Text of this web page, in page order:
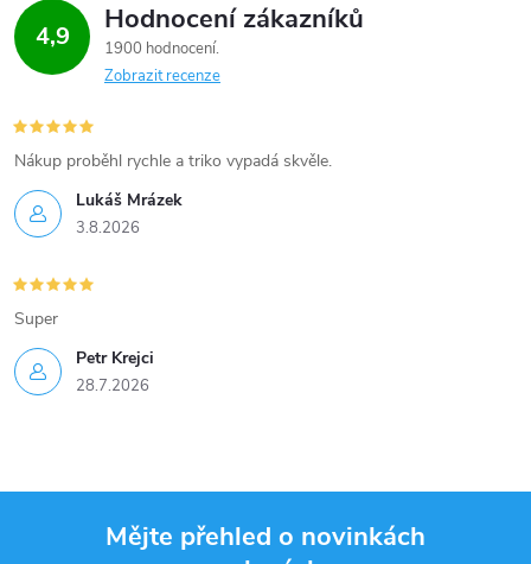
4,9 Hodnocení zákazníků
1900 hodnocení
Zobrazit recenze
Lukáš Mrázek
3.8.2026
Nákup proběhl rychle a triko vypadá skvěle.
Petr Krejci
28.7.2026
Super
Mějte přehled o novinkách